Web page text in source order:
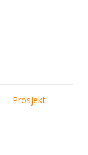
Prosjekt